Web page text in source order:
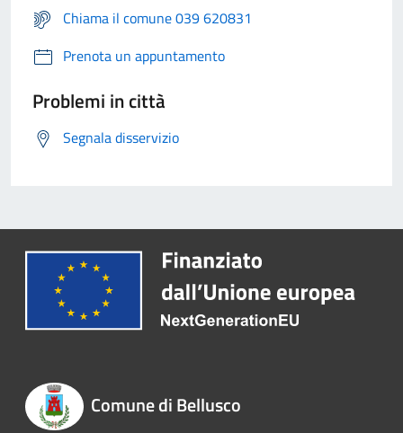
Chiama il comune 039 620831
Prenota un appuntamento
Problemi in città
Segnala disservizio
Comune di Bellusco